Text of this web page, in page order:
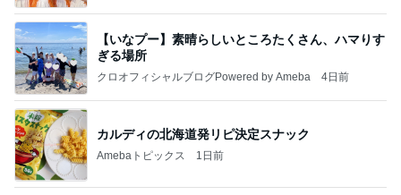
【いなプー】素晴らしいところたくさん、ハマりす
ぎる場所
クロオフィシャルブログPowered by Ameba 4日前
カルディの北海道発リピ決定スナック
Amebaトピックス 1日前